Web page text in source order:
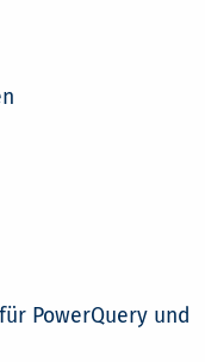
PowerQuery und